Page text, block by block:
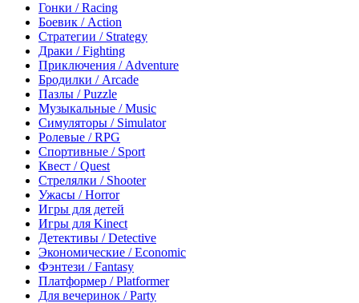
Гонки / Racing
Боевик / Action
Стратегии / Strategy
Драки / Fighting
Приключения / Adventure
Бродилки / Arcade
Пазлы / Puzzle
Музыкальные / Music
Симуляторы / Simulator
Ролевые / RPG
Спортивные / Sport
Квест / Quest
Стрелялки / Shooter
Ужасы / Horror
Игры для детей
Игры для Kinect
Детективы / Detective
Экономические / Economic
Фэнтези / Fantasy
Платформер / Platformer
Для вечеринок / Party